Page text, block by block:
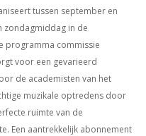
tussen september en
zondagmiddag in de
programma commissie
voor een gevarieerd
de academisten van het
muzikale optredens door
ruimte van de
Een aantrekkelijk abonnement